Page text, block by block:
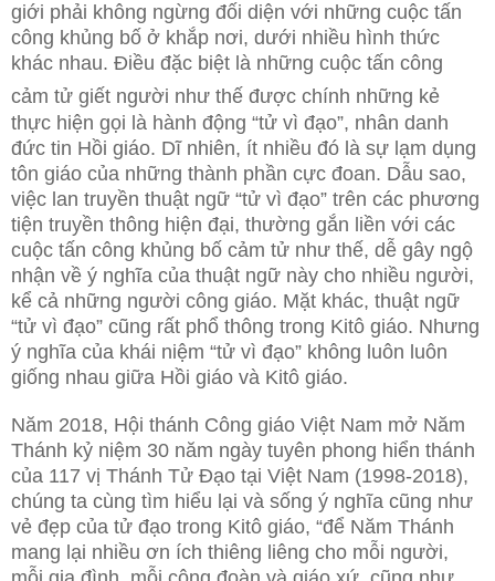
giới phải không ngừng đối diện với những cuộc tấn
công khủng bố ở khắp nơi, dưới nhiều hình thức
khác nhau. Điều đặc biệt là những cuộc tấn công
cảm tử giết người như thế được chính những kẻ
thực hiện gọi là hành động “tử vì đạo”, nhân danh
đức tin Hồi giáo. Dĩ nhiên, ít nhiều đó là sự lạm dụng
tôn giáo của những thành phần cực đoan. Dẫu sao,
việc lan truyền thuật ngữ “tử vì đạo” trên các phương
tiện truyền thông hiện đại, thường gắn liền với các
cuộc tấn công khủng bố cảm tử như thế, dễ gây ngộ
nhận về ý nghĩa của thuật ngữ này cho nhiều người,
kể cả những người công giáo. Mặt khác, thuật ngữ
“tử vì đạo” cũng rất phổ thông trong Kitô giáo. Nhưng
ý nghĩa của khái niệm “tử vì đạo” không luôn luôn
giống nhau giữa Hồi giáo và Kitô giáo.
Năm 2018, Hội thánh Công giáo Việt Nam mở Năm
Thánh kỷ niệm 30 năm ngày tuyên phong hiển thánh
của 117 vị Thánh Tử Đạo tại Việt Nam (1998-2018),
chúng ta cùng tìm hiểu lại và sống ý nghĩa cũng như
vẻ đẹp của tử đạo trong Kitô giáo, “để Năm Thánh
mang lại nhiều ơn ích thiêng liêng cho mỗi người,